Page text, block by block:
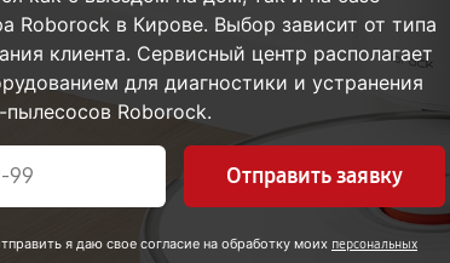
Roborock в Кирове. Выбор зависит от типа
клиента. Сервисный центр располагает
для диагностики и устранения
Roborock.
Отправить заявку
я даю свое согласие на обработку моих персональных